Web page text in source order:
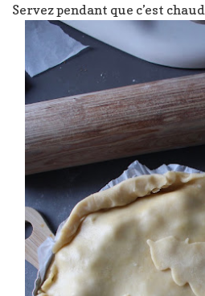
Servez pendant que c’est chaud